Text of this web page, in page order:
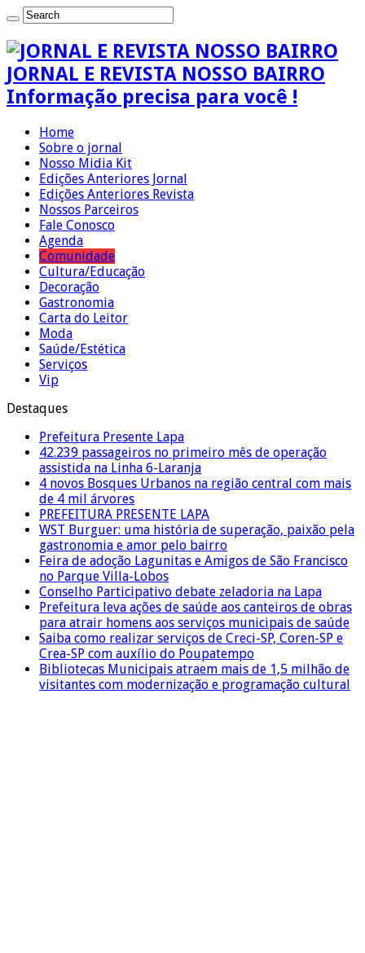
JORNAL E REVISTA NOSSO BAIRRO
Informação precisa para você !
Home
Sobre o jornal
Nosso Midia Kit
Edições Anteriores Jornal
Edições Anteriores Revista
Nossos Parceiros
Fale Conosco
Agenda
Comunidade
Cultura/Educação
Decoração
Gastronomia
Carta do Leitor
Moda
Saúde/Estética
Serviços
Vip
Destaques
Prefeitura Presente Lapa
42.239 passageiros no primeiro mês de operação
assistida na Linha 6-Laranja
4 novos Bosques Urbanos na região central com mais
de 4 mil árvores
PREFEITURA PRESENTE LAPA
WST Burguer: uma história de superação, paixão pela
gastronomia e amor pelo bairro
Feira de adoção Lagunitas e Amigos de São Francisco
no Parque Villa-Lobos
Conselho Participativo debate zeladoria na Lapa
Prefeitura leva ações de saúde aos canteiros de obras
para atrair homens aos serviços municipais de saúde
Saiba como realizar serviços de Creci-SP, Coren-SP e
Crea-SP com auxílio do Poupatempo
Bibliotecas Municipais atraem mais de 1,5 milhão de
visitantes com modernização e programação cultural